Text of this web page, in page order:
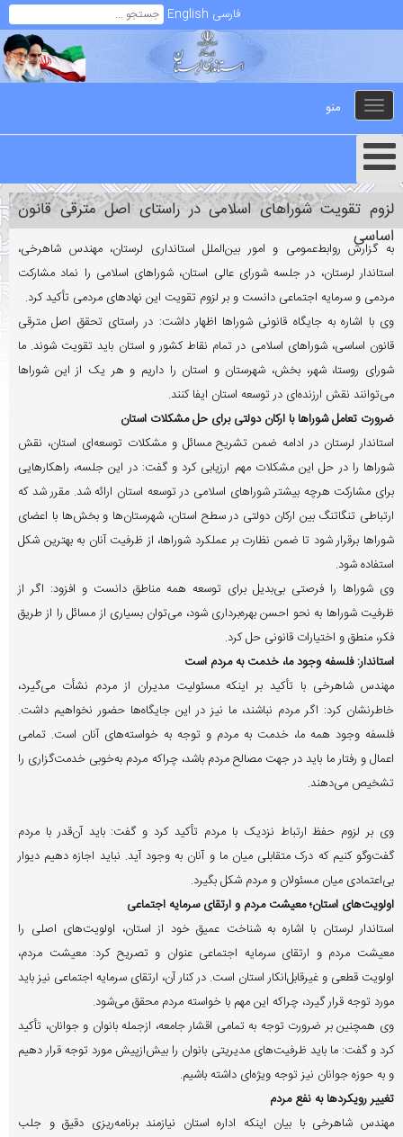
فارسی English
Toggle
navigation
منو
لزوم تقویت شوراهای اسلامی در راستای اصل مترقی قانون
اساسی
به گزارش روابط‌عمومی و امور بین‌الملل استانداری لرستان، مهندس شاهرخی،
استاندار لرستان، در جلسه شورای عالی استان، شوراهای اسلامی را نماد مشارکت
مردمی و سرمایه اجتماعی دانست و بر لزوم تقویت این نهادهای مردمی تأکید کرد.
وی با اشاره به جایگاه قانونی شوراها اظهار داشت: در راستای تحقق اصل مترقی
قانون اساسی، شوراهای اسلامی در تمام نقاط کشور و استان باید تقویت شوند. ما
شورای روستا، شهر، بخش، شهرستان و استان را داریم و هر یک از این شوراها
می‌توانند نقش ارزنده‌ای در توسعه استان ایفا کنند.
ضرورت تعامل شوراها با ارکان دولتی برای حل مشکلات استان
استاندار لرستان در ادامه ضمن تشریح مسائل و مشکلات توسعه‌ای استان، نقش
شوراها را در حل این مشکلات مهم ارزیابی کرد و گفت: در این جلسه، راهکارهایی
برای مشارکت هرچه بیشتر شوراهای اسلامی در توسعه استان ارائه شد. مقرر شد که
ارتباطی تنگاتنگ بین ارکان دولتی در سطح استان، شهرستان‌ها و بخش‌ها با اعضای
شوراها برقرار شود تا ضمن نظارت بر عملکرد شوراها، از ظرفیت آنان به بهترین شکل
استفاده شود.
وی شوراها را فرصتی بی‌بدیل برای توسعه همه مناطق دانست و افزود: اگر از
ظرفیت شوراها به نحو احسن بهره‌برداری شود، می‌توان بسیاری از مسائل را از طریق
فکر، منطق و اختیارات قانونی حل کرد.
استاندار:فلسفه وجود ما، خدمت به مردم است
مهندس شاهرخی با تأکید بر اینکه مسئولیت مدیران از مردم نشأت می‌گیرد،
خاطرنشان کرد: اگر مردم نباشند، ما نیز در این جایگاه‌ها حضور نخواهیم داشت.
فلسفه وجود همه ما، خدمت به مردم و توجه به خواسته‌های آنان است. تمامی
اعمال و رفتار ما باید در جهت مصالح مردم باشد، چراکه مردم به‌خوبی خدمت‌گزاری را
تشخیص می‌دهند.
وی بر لزوم حفظ ارتباط نزدیک با مردم تأکید کرد و گفت: باید آن‌قدر با مردم
گفت‌وگو کنیم که درک متقابلی میان ما و آنان به وجود آید. نباید اجازه دهیم دیوار
بی‌اعتمادی میان مسئولان و مردم شکل بگیرد.
اولویت‌های استان؛ معیشت مردم و ارتقای سرمایه اجتماعی
استاندار لرستان با اشاره به شناخت عمیق خود از استان، اولویت‌های اصلی را
معیشت مردم و ارتقای سرمایه اجتماعی عنوان و تصریح کرد: معیشت مردم،
اولویت قطعی و غیرقابل‌انکار استان است. در کنار آن، ارتقای سرمایه اجتماعی نیز باید
مورد توجه قرار گیرد، چراکه این مهم با خواسته مردم محقق می‌شود.
وی همچنین بر ضرورت توجه به تمامی اقشار جامعه، ازجمله بانوان و جوانان، تأکید
کرد و گفت: ما باید ظرفیت‌های مدیریتی بانوان را بیش‌ازپیش مورد توجه قرار دهیم
و به حوزه جوانان نیز توجه ویژه‌ای داشته باشیم.
تغییر رویکردها به نفع مردم
مهندس شاهرخی با بیان اینکه اداره استان نیازمند برنامه‌ریزی دقیق و جلب